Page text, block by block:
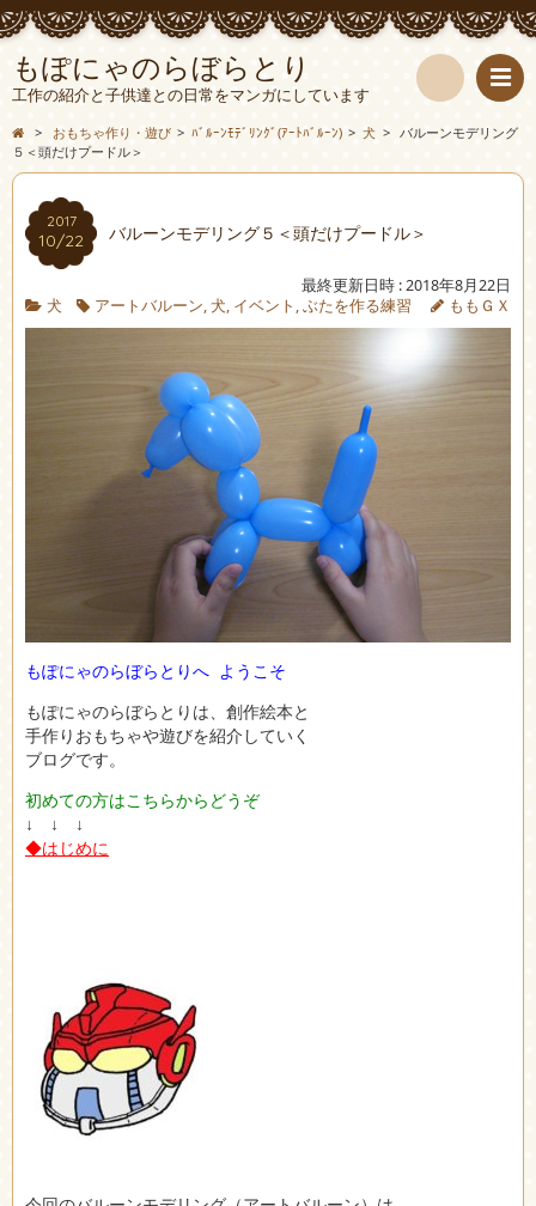
もぽにゃのらぼらとり
工作の紹介と子供達との日常をマンガにしています
検
索
> おもちゃ作り・遊び > ﾊﾞﾙｰﾝﾓﾃﾞﾘﾝｸﾞ(ｱｰﾄﾊﾞﾙｰﾝ) > 犬 >
バルーンモデリング
５＜頭だけプードル＞
2017
10/22 バルーンモデリング５＜頭だけプードル＞
最終更新日時 : 2018年8月22日
犬
アートバルーン,犬, イベント ,ぶたを作る練習 ももＧＸ
もぽにゃのらぼらとりへ ようこそ
もぽにゃのらぼらとりは、創作絵本と
手作りおもちゃや遊びを紹介していく
ブログです。
初めての方はこちらからどうぞ
↓ ↓ ↓
◆はじめに